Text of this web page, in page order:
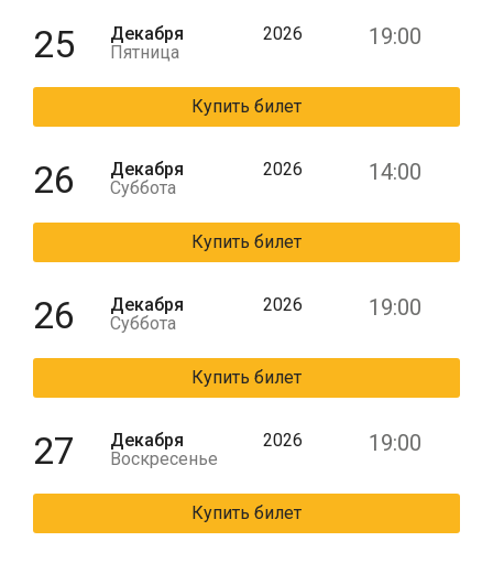
25
Декабря
Пятница
2026 19:00
Купить билет
26
Декабря
Суббота
2026 14:00
Купить билет
26
Декабря
Суббота
2026 19:00
Купить билет
27
Декабря
Воскресенье
2026 19:00
Купить билет